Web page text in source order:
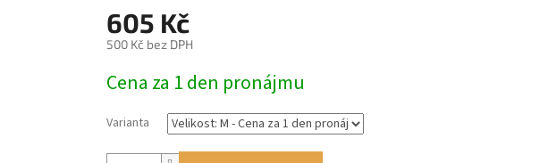
605 Kč
500 Kč bez DPH
cena:
Cena za 1 den pronájmu
Varianta